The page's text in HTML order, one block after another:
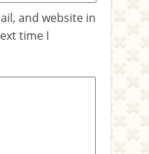
and website in
time I